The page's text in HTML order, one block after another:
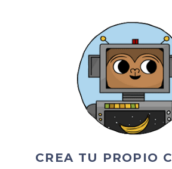
CREA TU PROPIO